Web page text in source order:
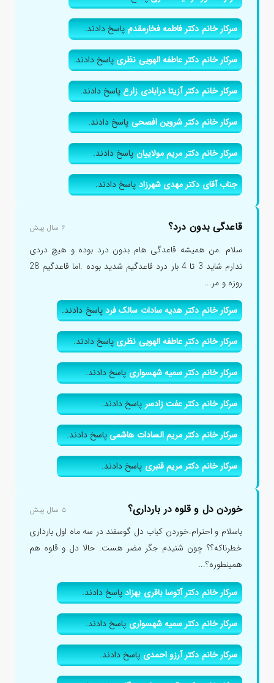
سرکار خانم دکتر فاطمه فخارمقدمپاسخ دادند.
سرکار خانم دکتر عاطفه الهویی نظریپاسخ دادند.
سرکار خانم دکتر آزیتا درابادی زارعپاسخ دادند.
سرکار خانم دکتر شروین افصحیپاسخ دادند.
سرکار خانم دکتر مریم مولاییانپاسخ دادند.
جناب آقای دکتر مهدی شهرزادپاسخ دادند.
قاعدگی بدون درد؟ ۶ سال پیش
سلام .من همیشه قاعدگی هام بدون درد بوده و هیچ دردی
ندارم شاید 3 تا 4 بار درد قاعدگیم شدید بوده .اما قاعدگیم 28
روزه و مر...
سرکار خانم دکتر هدیه سادات سالک فردپاسخ دادند.
سرکار خانم دکتر عاطفه الهویی نظریپاسخ دادند.
سرکار خانم دکتر سمیه شهسواریپاسخ دادند.
سرکار خانم دکتر عفت زادسرپاسخ دادند.
سرکار خانم دکتر مریم السادات هاشمیپاسخ دادند.
سرکار خانم دکتر مریم قنبریپاسخ دادند.
خوردن دل و قلوه در بارداری؟ ۵ سال پیش
باسلام و احترام.خوردن کباب دل گوسفند در سه ماه اول بارداری
خطرناکه؟؟ چون شنیدم جگر مضر هست. حالا دل و قلوه هم
همینطوره؟...
سرکار خانم دکتر آتوسا باقری بهزادپاسخ دادند.
سرکار خانم دکتر سمیه شهسواریپاسخ دادند.
سرکار خانم دکتر آرزو احمدیپاسخ دادند.